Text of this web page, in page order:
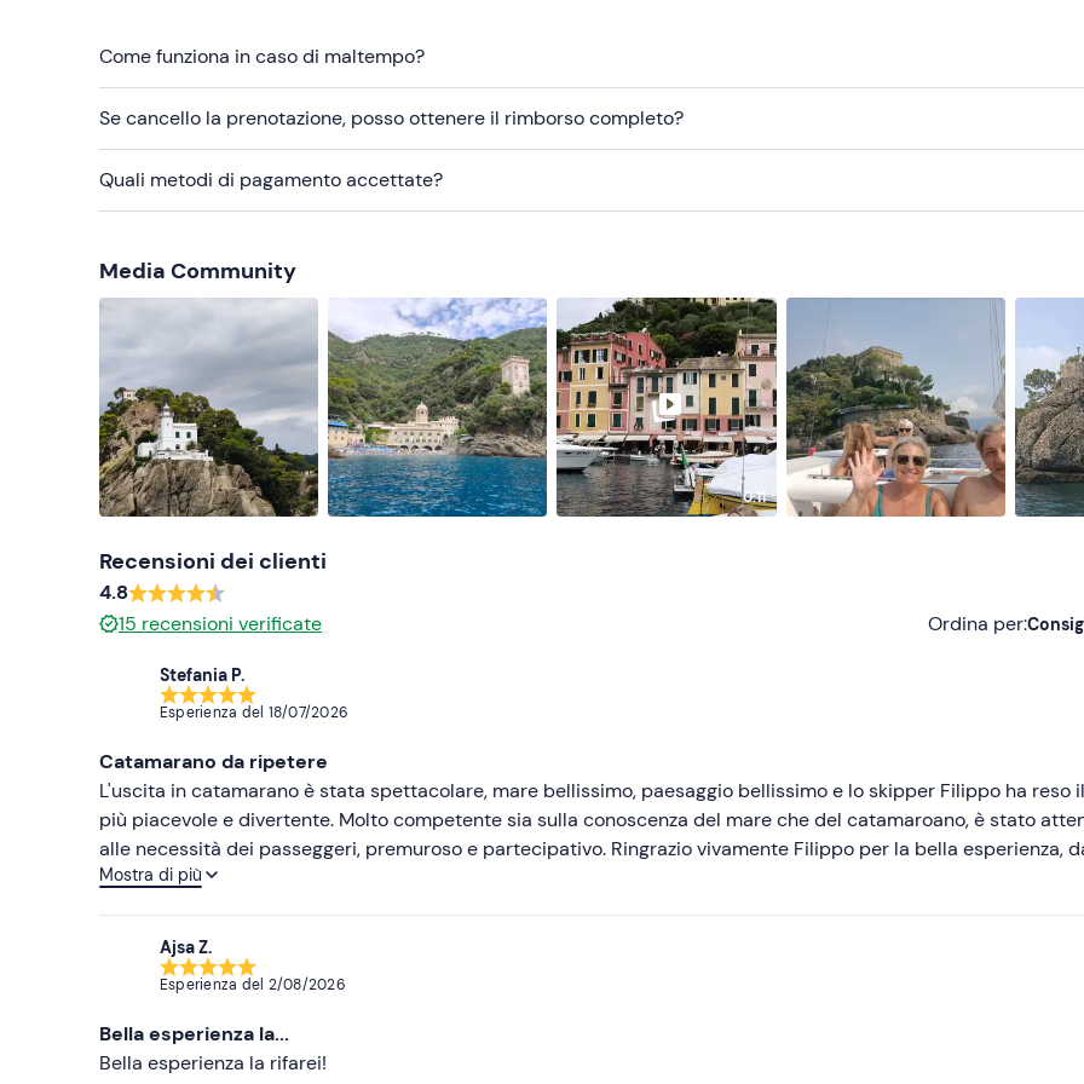
Come funziona in caso di maltempo?
Se cancello la prenotazione, posso ottenere il rimborso completo?
Quali metodi di pagamento accettate?
Media Community
0:11
Recensioni dei clienti
4.8
15 recensioni verificate Ordina per:
Meno recenti
Più alte
Stefania P.
Esperienza del 18/07/2026
Catamarano da ripetere
L'uscita in catamarano è stata spettacolare, mare bellissimo, paesaggio bellissimo e lo skipper Filippo ha reso
più piacevole e divertente. Molto competente sia sulla conoscenza del mare che del catamaroano, è stato
alle necessità dei passeggeri, premuroso e partecipativo. Ringrazio vivamente Filippo per la bella esperienza,
ripetere sicuramente.
Mostra di più
Ajsa Z.
Esperienza del 2/08/2026
Bella esperienza la...
Bella esperienza la rifarei!